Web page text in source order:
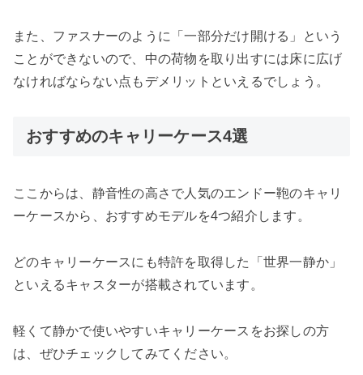
また、ファスナーのように「一部分だけ開ける」という
ことができないので、中の荷物を取り出すには床に広げ
なければならない点もデメリットといえるでしょう。
おすすめのキャリーケース4選
ここからは、静音性の高さで人気のエンドー鞄のキャリ
ーケースから、おすすめモデルを4つ紹介します。
どのキャリーケースにも特許を取得した「世界一静か」
といえるキャスターが搭載されています。
軽くて静かで使いやすいキャリーケースをお探しの方
は、ぜひチェックしてみてください。